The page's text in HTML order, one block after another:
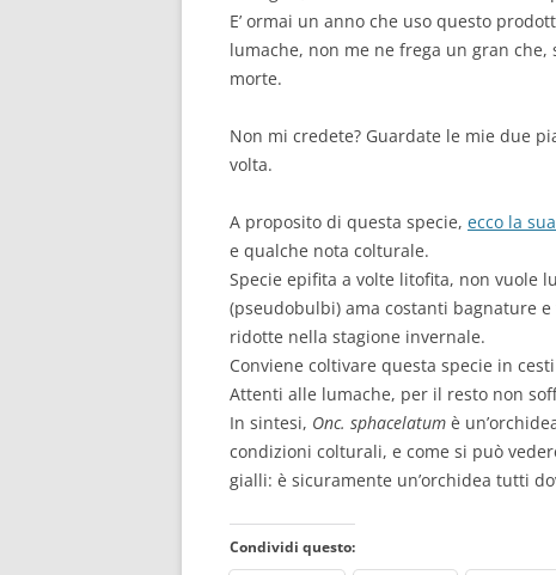
E’ ormai un anno che uso questo
lumache, non me ne frega un gran
morte.
Non mi credete? Guardate le mie due
volta.
A proposito di questa specie, ecco la
e qualche nota colturale.
Specie epifita a volte litofita, non vuole
(pseudobulbi) ama costanti bagnature
ridotte nella stagione invernale.
Conviene coltivare questa specie in
Attenti alle lumache, per il resto non
In sintesi, Onc. sphacelatum è
condizioni colturali, e come si può
gialli: è sicuramente un’orchidea tutti
Condividi questo: